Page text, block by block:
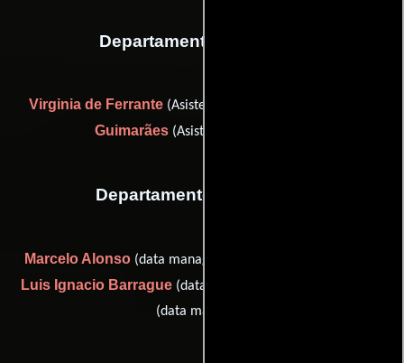
Departamento de reparto
Virginia de Ferrante (Asistente para casting) y
Guimarães(Asistente para casting)
Departamento de editorial
Marcelo Alonso(data manager assistant / dcp mastering),
Luis Ignacio Barrague(data manager) y
(data manager)